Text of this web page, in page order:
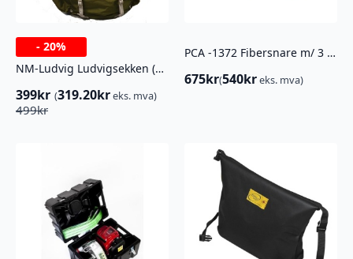
- 20%
NM-Ludvig Ludvigsekken (BRUKT)
499kr
Opprinnelig
399kr
Nåværende
(319.20kreks. mva)
PCA -1372 Fibersnare m/ 3 kjettingledd
675kr(540kreks. mva)